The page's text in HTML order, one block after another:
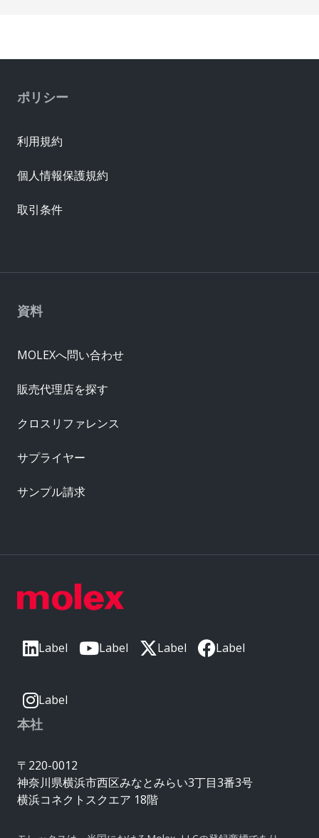
Label Label Label Label
Label
本社
〒220-0012
神奈川県横浜市西区みなとみらい3丁目3番3号
横浜コネクトスクエア 18階
資料
MOLEXへ問い合わせ
販売代理店を探す
クロスリファレンス
サプライヤー
サンプル請求
ポリシー
利用規約
個人情報保護規約
取引条件